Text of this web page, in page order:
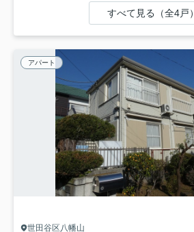
すべて見る（全4戸）
アパート
世田谷区八幡山